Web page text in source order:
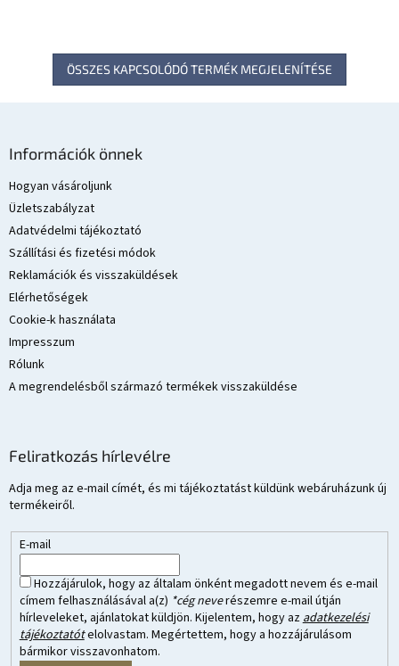
ÖSSZES KAPCSOLÓDÓ TERMÉK MEGJELENÍTÉSE
Információk önnek
Hogyan vásároljunk
Üzletszabályzat
Adatvédelmi tájékoztató
Szállítási és fizetési módok
Reklamációk és visszaküldések
Elérhetőségek
Cookie-k használata
Impresszum
Rólunk
A megrendelésből származó termékek visszaküldése
Feliratkozás hírlevélre
Adja meg az e-mail címét, és mi tájékoztatást küldünk webáruházunk új
termékeiről.
E-mail
Hozzájárulok, hogy az általam önként megadott nevem és e-mail
címem felhasználásával a(z) *cég neverészemre e-mail útján
hírleveleket, ajánlatokat küldjön. Kijelentem, hogy azadatkezelési
tájékoztatótelolvastam. Megértettem, hogy a hozzájárulásom
bármikor visszavonhatom.